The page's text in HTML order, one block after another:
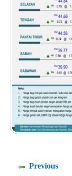
Previous